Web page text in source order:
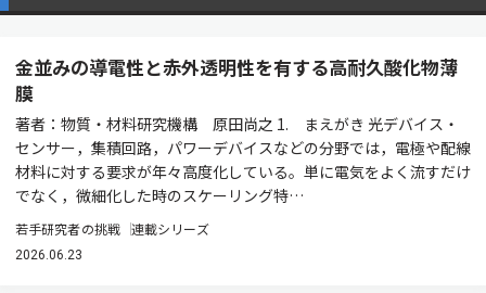
金並みの導電性と赤外透明性を有する高耐久酸化物薄
膜
著者：物質・材料研究機構 原田尚之 1. まえがき 光デバイス・
センサー，集積回路，パワーデバイスなどの分野では，電極や配線
材料に対する要求が年々高度化している。単に電気をよく流すだけ
でなく，微細化した時のスケーリング特…
若手研究者の挑戦 連載シリーズ
2026.06.23